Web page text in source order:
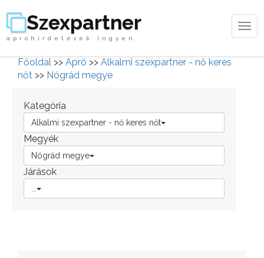
Szexpartner
apróhirdetések ingyen
Főoldal >> Apró >> Alkalmi szexpartner - nő keres
nőt >> Nógrád megye
Kategória
Alkalmi szexpartner - nő keres nőt
Megyék
Nógrád megye
Járások